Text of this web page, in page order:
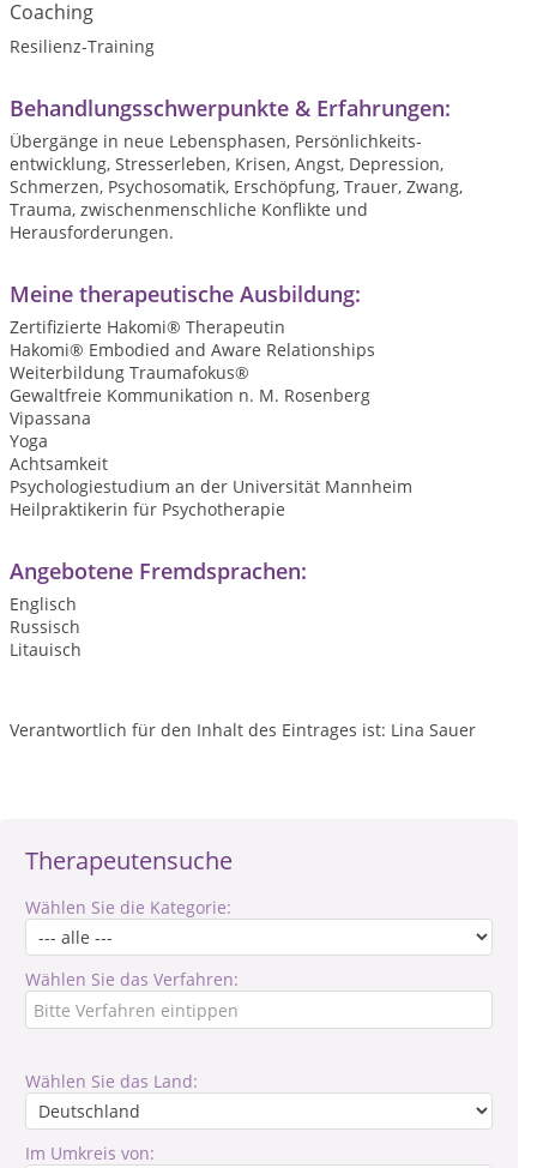
Therapeutensuche
Wählen Sie die Kategorie:
Wählen Sie das Verfahren:
Wählen Sie das Land:
Im Umkreis von:
Coaching
Resilienz-Training
Behandlungsschwerpunkte & Erfahrungen:
Übergänge in neue Lebensphasen, Persönlichkeits­
entwicklung, Stresserleben, Krisen, Angst, Depression,
Schmerzen, Psychosomatik, Erschöpfung, Trauer, Zwang,
Trauma, zwischenmenschliche Konflikte und
Herausforderungen.
Meine therapeutische Ausbildung:
Zertifizierte Hakomi® Therapeutin
Hakomi® Embodied and Aware Relationships
Weiterbildung Traumafokus®
Gewaltfreie Kommunikation n. M. Rosenberg
Vipassana
Yoga
Achtsamkeit
Psychologiestudium an der Universität Mannheim
Heilpraktikerin für Psychotherapie
Angebotene Fremdsprachen:
Englisch
Russisch
Litauisch
Verantwortlich für den Inhalt des Eintrages ist: Lina Sauer